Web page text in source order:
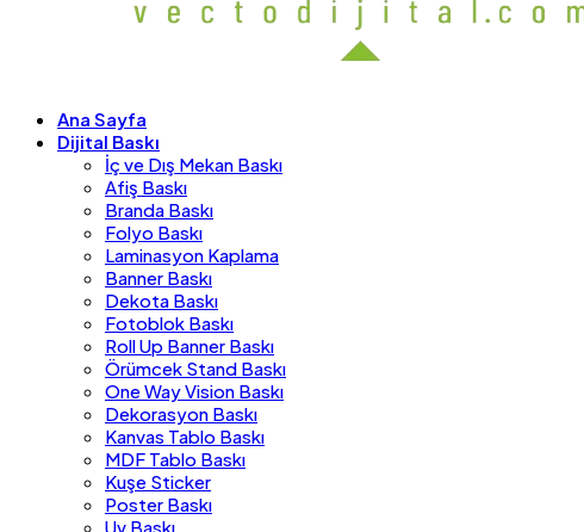
Ana Sayfa
Dijital Baskı
İç ve Dış Mekan Baskı
Afiş Baskı
Branda Baskı
Folyo Baskı
Laminasyon Kaplama
Banner Baskı
Dekota Baskı
Fotoblok Baskı
Roll Up Banner Baskı
Örümcek Stand Baskı
One Way Vision Baskı
Dekorasyon Baskı
Kanvas Tablo Baskı
MDF Tablo Baskı
Kuşe Sticker
Poster Baskı
Uv Baskı